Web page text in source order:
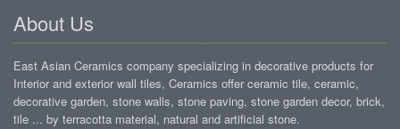
About Us
East Asian Ceramics company specializing in decorative products for
Interior and exterior wall tiles, Ceramics offer ceramic tile, ceramic,
decorative garden, stone walls, stone paving, stone garden decor, brick,
tile ... by terracotta material, natural and artificial stone.